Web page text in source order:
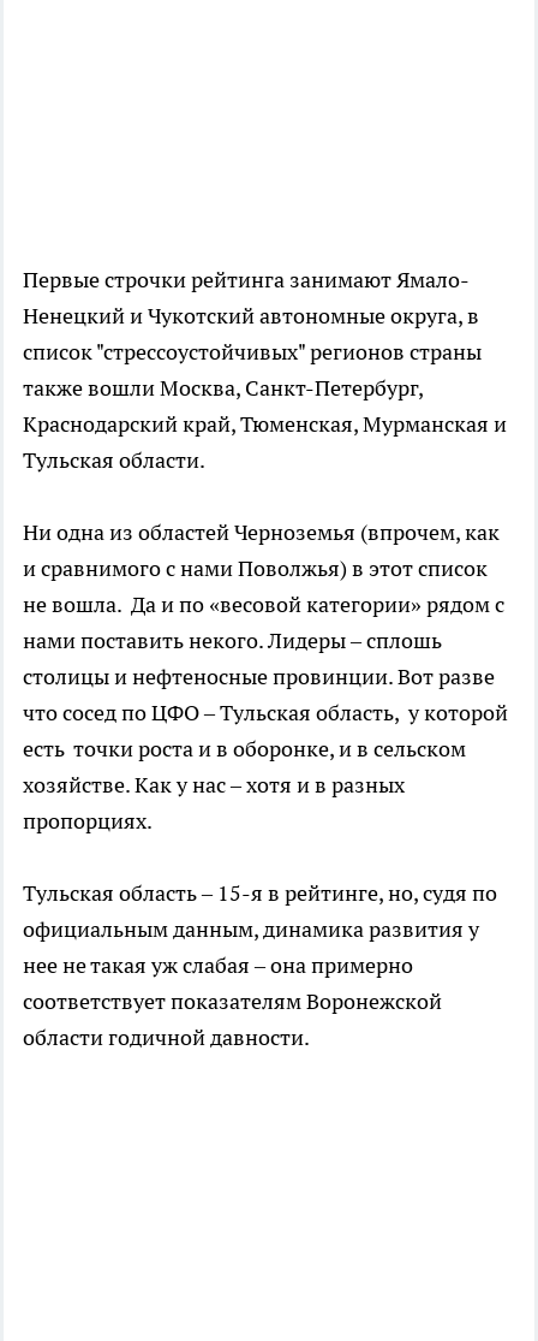
Первые строчки рейтинга занимают Ямало-
Ненецкий и Чукотский автономные округа, в
список "стрессоустойчивых" регионов страны
также вошли Москва, Санкт-Петербург,
Краснодарский край, Тюменская, Мурманская и
Тульская области.
Ни одна из областей Черноземья (впрочем, как
и сравнимого с нами Поволжья) в этот список
не вошла. Да и по «весовой категории» рядом с
нами поставить некого. Лидеры – сплошь
столицы и нефтеносные провинции. Вот разве
что сосед по ЦФО – Тульская область, у которой
есть точки роста и в оборонке, и в сельском
хозяйстве. Как у нас – хотя и в разных
пропорциях.
Тульская область – 15-я в рейтинге, но, судя по
официальным данным, динамика развития у
нее не такая уж слабая – она примерно
соответствует показателям Воронежской
области годичной давности.